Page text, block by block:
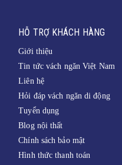
HỖ TRỢ KHÁCH HÀNG
Giới thiệu
Tin tức vách ngăn Việt Nam
Liên hệ
Hỏi đáp vách ngăn di động
Tuyển dụng
Blog nội thất
Chính sách bảo mật
Hình thức thanh toán